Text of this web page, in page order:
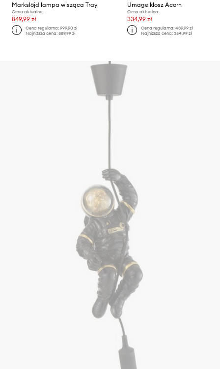
Markslöjd lampa wisząca Tray
Cena aktualna:
849,99 zł
Cena regularna:999,90 zł
Najniższa cena:889,99 zł
Umage klosz Acorn
Cena aktualna:
334,99 zł
Cena regularna: 439,99 zł
Najniższa cena: 354,99 zł